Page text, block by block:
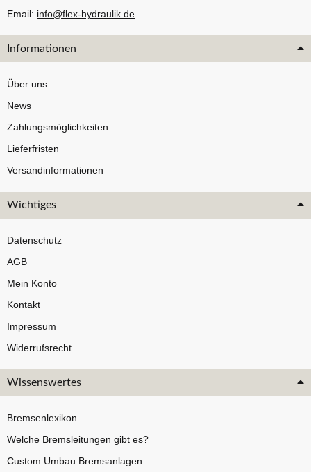
Email: info@flex-hydraulik.de
Informationen
Über uns
News
Zahlungsmöglichkeiten
Lieferfristen
Versandinformationen
Wichtiges
Datenschutz
AGB
Mein Konto
Kontakt
Impressum
Widerrufsrecht
Wissenswertes
Bremsenlexikon
Welche Bremsleitungen gibt es?
Custom Umbau Bremsanlagen